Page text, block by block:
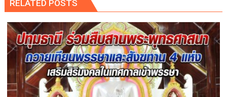
RELATED POSTS